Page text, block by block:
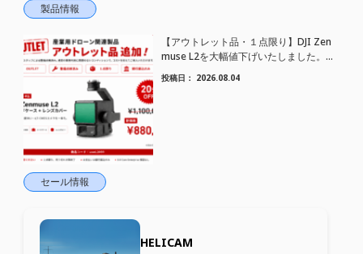
製品情報
セール情報
【アウトレット品・１点限り】DJI Zen
muse L2を大幅値下げいたしました。｜
HELICAM STORE
投稿日： 2026.08.04
HELICAM